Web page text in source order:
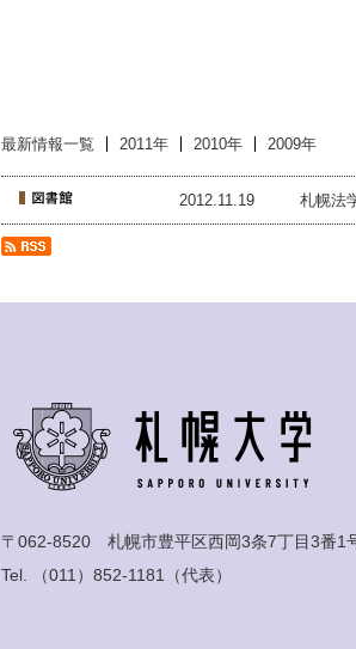
最新情報一覧 2011年 2010年 2009年
2012.11.19 札幌法
〒062-8520 札幌市豊平区西岡3条7丁目3番1
Tel.
（011）852-1181 （代表）